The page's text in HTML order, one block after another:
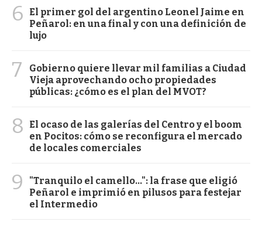
6
El primer gol del argentino Leonel Jaime en
Peñarol: en una final y con una definición de
lujo
7
Gobierno quiere llevar mil familias a Ciudad
Vieja aprovechando ocho propiedades
públicas: ¿cómo es el plan del MVOT?
8
El ocaso de las galerías del Centro y el boom
en Pocitos: cómo se reconfigura el mercado
de locales comerciales
9
"Tranquilo el camello...": la frase que eligió
Peñarol e imprimió en pilusos para festejar
el Intermedio